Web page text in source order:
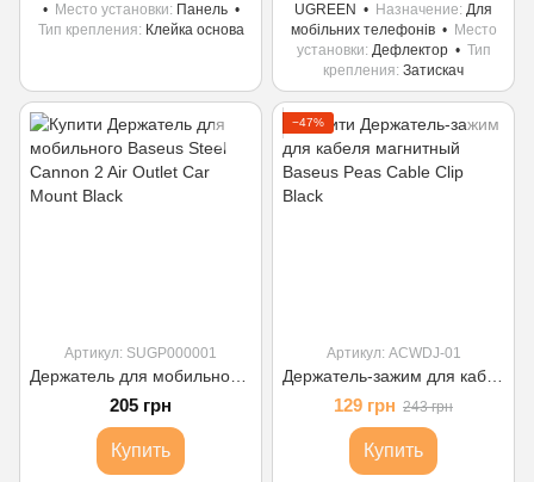
Место установки
Панель
Тип крепления
Клейка основа
UGREEN
Назначение Для
мобільних телефонів
Место
установки Дефлектор
Тип
крепления Затискач
Артикул: SUGP000001
205 грн
Купить
−47%
Артикул: ACWDJ-01
129 грн 243 грн
Купить